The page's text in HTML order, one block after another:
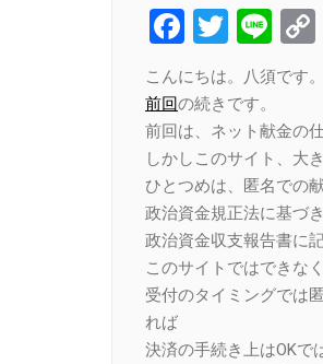
Facebook
Twitter
Line
こんにちは。八須です。
前回の続きです。
前回は、ネット献金の
しかしこのサイト、大
ひとつめは、匿名での
政治資金規正法に基づ
政治資金収支報告書に
このサイトではできな
受付のタイミングでは
れば
決済の手続き上はOKで